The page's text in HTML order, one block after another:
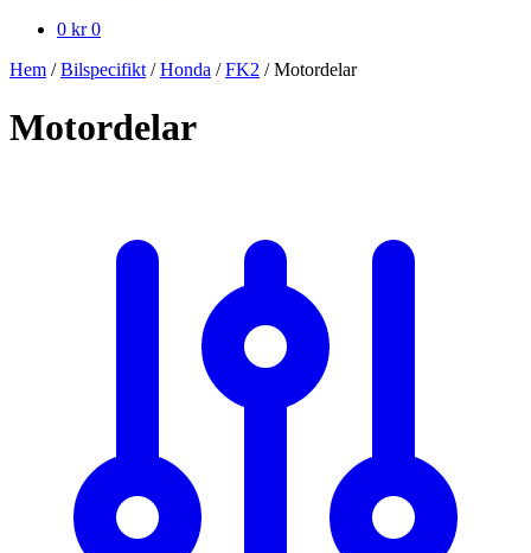
0 kr 0
Hem /Bilspecifikt /Honda /FK2 /Motordelar
Motordelar